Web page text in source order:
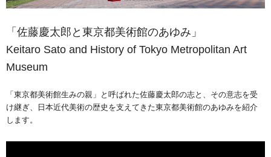
「佐藤慶太郎と東京都美術館のあゆみ」
Keitaro Sato and History of Tokyo Metropolitan Art
Museum
「東京都美術館生みの親」と呼ばれた佐藤慶太郎の志と、その意志を受
け継ぎ、日本近代美術の歴史を支えてきた東京都美術館のあゆみを紹介
します。